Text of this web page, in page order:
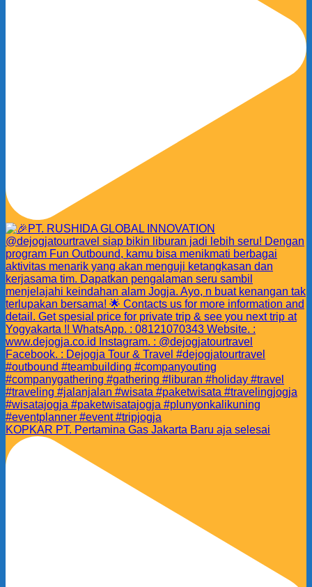
KOPKAR PT. Pertamina Gas Jakarta Baru aja selesai